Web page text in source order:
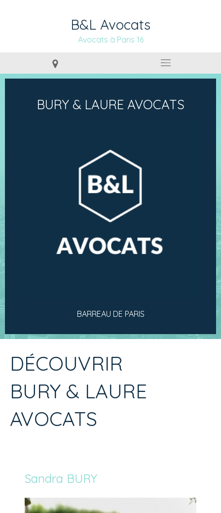
B&L Avocats
Avocats à Paris 16
BURY & LAURE AVOCATS
BARREAU DE PARIS
DÉCOUVRIR
BURY & LAURE
AVOCATS
Sandra BURY